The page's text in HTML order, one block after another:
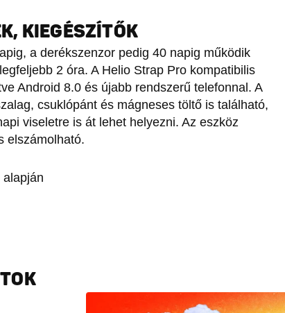
KIEGÉSZÍTŐK
a derékszenzor pedig 40 napig működik
2 óra. A Helio Strap Pro kompatibilis
Android 8.0 és újabb rendszerű telefonnal. A
csuklópánt és mágneses töltő is található,
viseletre is át lehet helyezni. Az eszköz
elszámolható.
alapján